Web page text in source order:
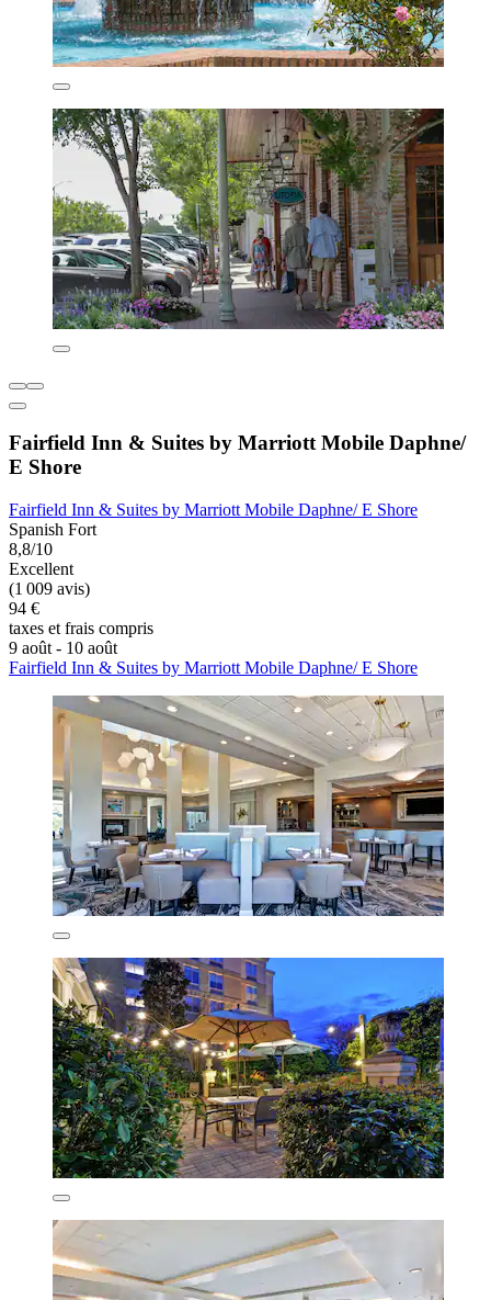
Fairfield Inn & Suites by Marriott Mobile Daphne/
E Shore
Fairfield Inn & Suites by Marriott Mobile Daphne/ E Shore
Spanish Fort
8,8/10
Excellent
(1 009 avis)
94 €
taxes et frais compris
9 août - 10 août
Fairfield Inn & Suites by Marriott Mobile Daphne/ E Shore